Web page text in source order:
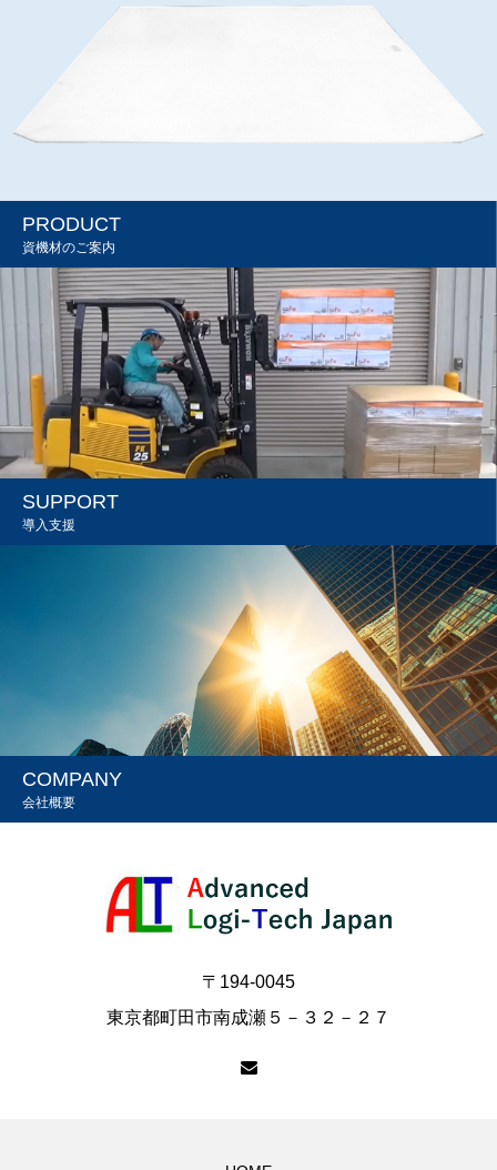
PRODUCT
資機材のご案内
SUPPORT
導入支援
COMPANY
会社概要
〒194-0045
東京都町田市南成瀬５－３２－２７